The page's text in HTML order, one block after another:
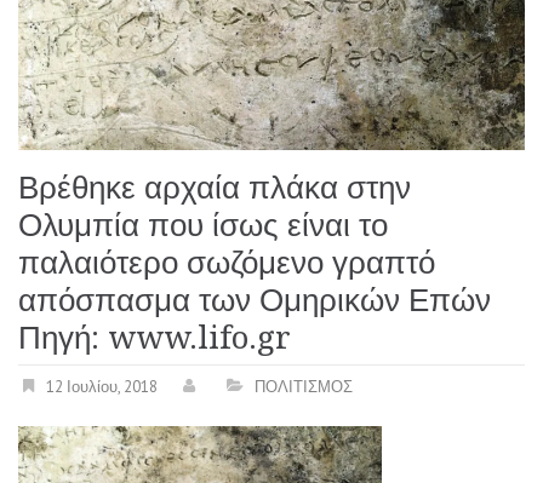
Βρέθηκε αρχαία πλάκα στην
Ολυμπία που ίσως είναι το
παλαιότερο σωζόμενο γραπτό
απόσπασμα των Ομηρικών Επών
Πηγή: www.lifo.gr
12 Ιουλίου, 2018 ΠΟΛΙΤΙΣΜΟΣ